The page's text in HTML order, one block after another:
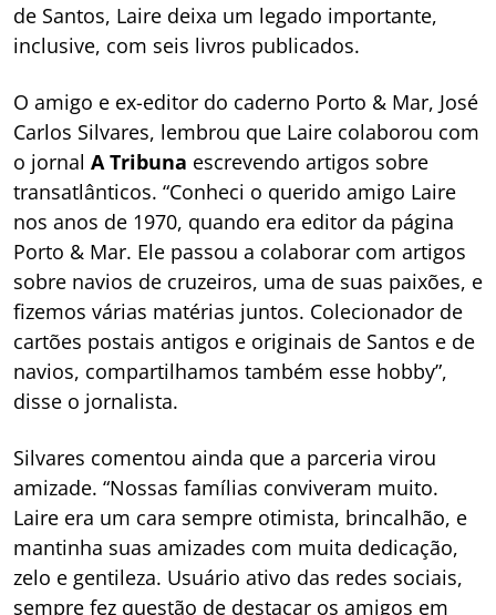
de Santos, Laire deixa um legado importante,
inclusive, com seis livros publicados.
O amigo e ex-editor do caderno Porto & Mar, José
Carlos Silvares, lembrou que Laire colaborou com
o jornal A Tribuna escrevendo artigos sobre
transatlânticos. “Conheci o querido amigo Laire
nos anos de 1970, quando era editor da página
Porto & Mar. Ele passou a colaborar com artigos
sobre navios de cruzeiros, uma de suas paixões, e
fizemos várias matérias juntos. Colecionador de
cartões postais antigos e originais de Santos e de
navios, compartilhamos também esse hobby”,
disse o jornalista.
Silvares comentou ainda que a parceria virou
amizade. “Nossas famílias conviveram muito.
Laire era um cara sempre otimista, brincalhão, e
mantinha suas amizades com muita dedicação,
zelo e gentileza. Usuário ativo das redes sociais,
sempre fez questão de destacar os amigos em